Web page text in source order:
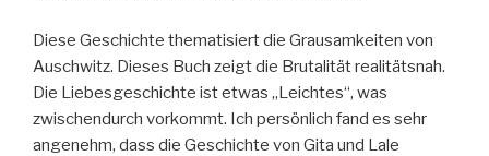
Diese Geschichte thematisiert die Grausamkeiten von
Auschwitz. Dieses Buch zeigt die Brutalität realitätsnah.
Die Liebesgeschichte ist etwas „Leichtes“, was
zwischendurch vorkommt. Ich persönlich fand es sehr
angenehm, dass die Geschichte von Gita und Lale